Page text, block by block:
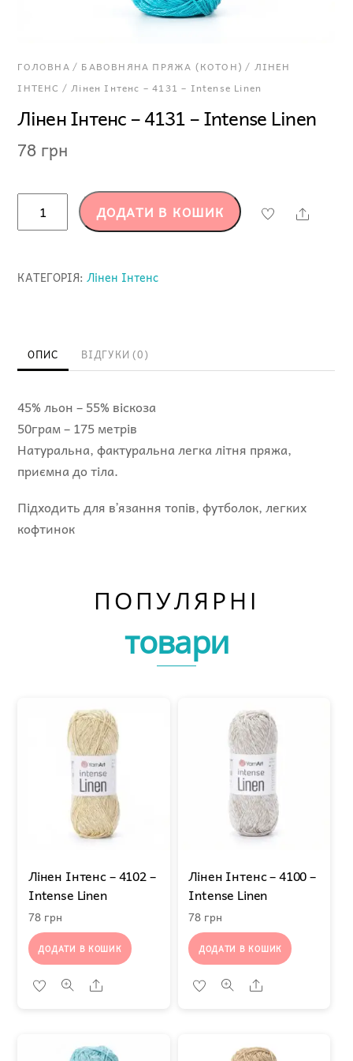
ГОЛОВНА/ БАВОВНЯНА ПРЯЖА (КОТОН) / ЛІНЕН
ІНТЕНС / Лінен Інтенс – 4131 – Intense Linen
Лінен Інтенс – 4131 – Intense Linen
78 грн
Інтенс
-
кількість
ДОДАТИ В КОШИК Share
КАТЕГОРІЯ:Лінен Інтенс
ОПИС ВІДГУКИ (0)
45% льон – 55% віскоза
50грам – 175 метрів
Натуральна, фактуральна легка літня пряжа,
приємна до тіла.
Підходить для вʼязання топів, футболок, легких
кофтинок
ПОПУЛЯРНІ
товари
Лінен Інтенс – 4102 –
Intense Linen
78 грн
ДОДАТИ В КОШИК
Share
Лінен Інтенс – 4100 –
Intense Linen
78 грн
ДОДАТИ В КОШИК
Share